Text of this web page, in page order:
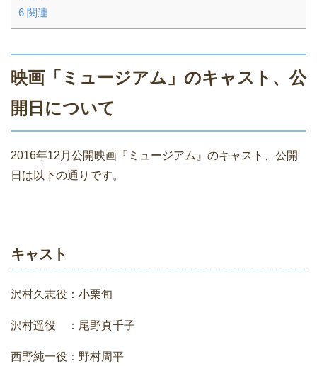
6 関連
映画「ミュージアム」のキャスト、公
開日について
2016年12月公開映画『ミュージアム』のキャスト、公開
日は以下の通りです。
キャスト
沢村久志役：小栗旬
沢村遥役 ：尾野真千子
西野純一役：野村周平